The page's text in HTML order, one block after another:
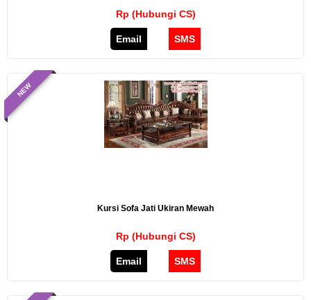
Rp (Hubungi CS)
Email SMS
NEW
Kursi Sofa Jati Ukiran Mewah
Rp (Hubungi CS)
Email SMS